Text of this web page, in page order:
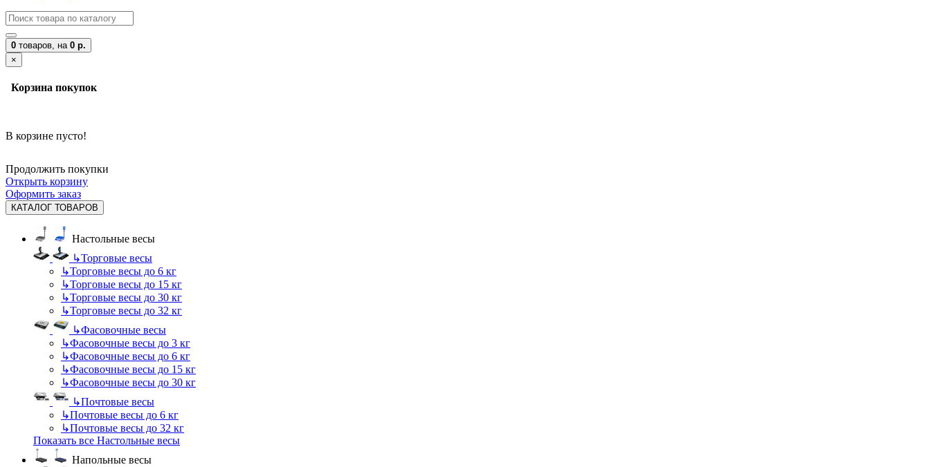
0 товаров, на 0 р.
×
Корзина покупок
В корзине пусто!
Продолжить покупки
Открыть корзину
Оформить заказ
КАТАЛОГ ТОВАРОВ
Настольные весы
↳Торговые весы
↳Торговые весы до 6 кг
↳Торговые весы до 15 кг
↳Торговые весы до 30 кг
↳Торговые весы до 32 кг
↳Фасовочные весы
↳Фасовочные весы до 3 кг
↳Фасовочные весы до 6 кг
↳Фасовочные весы до 15 кг
↳Фасовочные весы до 30 кг
↳Почтовые весы
↳Почтовые весы до 6 кг
↳Почтовые весы до 32 кг
Показать все Настольные весы
Напольные весы